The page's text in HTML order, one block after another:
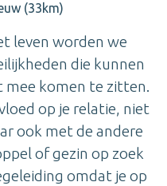
(33km)
leven worden we
die kunnen
mee komen te zitten.
op je relatie, niet
ook met de andere
of gezin op zoek
omdat je op